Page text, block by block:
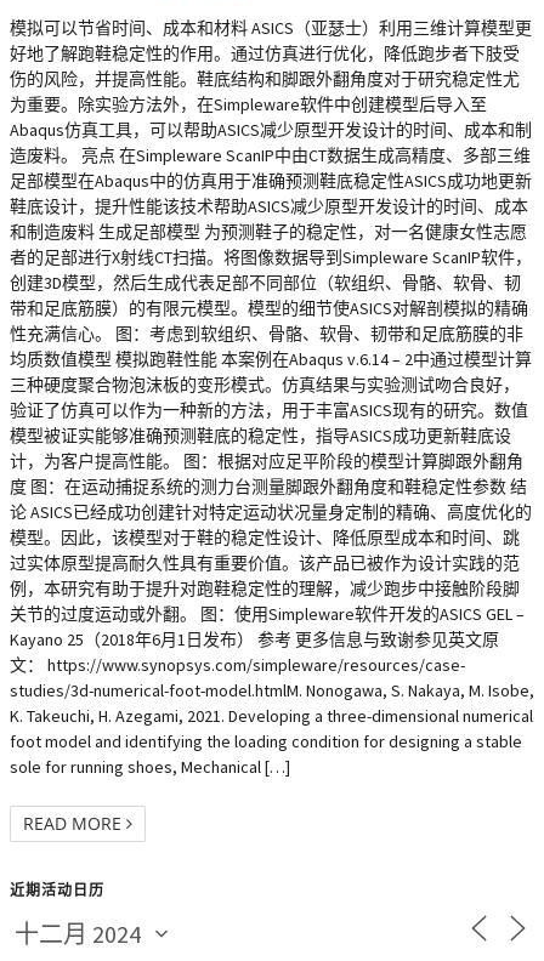
模拟可以节省时间、成本和材料 ASICS（亚瑟士）利用三维计算模型更
好地了解跑鞋稳定性的作用。通过仿真进行优化，降低跑步者下肢受
伤的风险，并提高性能。鞋底结构和脚跟外翻角度对于研究稳定性尤
为重要。除实验方法外，在Simpleware软件中创建模型后导入至
Abaqus仿真工具，可以帮助ASICS减少原型开发设计的时间、成本和制
造废料。 亮点 在Simpleware ScanIP中由CT数据生成高精度、多部三维
足部模型在Abaqus中的仿真用于准确预测鞋底稳定性ASICS成功地更新
鞋底设计，提升性能该技术帮助ASICS减少原型开发设计的时间、成本
和制造废料 生成足部模型 为预测鞋子的稳定性，对一名健康女性志愿
者的足部进行X射线CT扫描。将图像数据导到Simpleware ScanIP软件，
创建3D模型，然后生成代表足部不同部位（软组织、骨骼、软骨、韧
带和足底筋膜）的有限元模型。模型的细节使ASICS对解剖模拟的精确
性充满信心。 图：考虑到软组织、骨骼、软骨、韧带和足底筋膜的非
均质数值模型 模拟跑鞋性能 本案例在Abaqus v.6.14 – 2中通过模型计算
三种硬度聚合物泡沫板的变形模式。仿真结果与实验测试吻合良好，
验证了仿真可以作为一种新的方法，用于丰富ASICS现有的研究。数值
模型被证实能够准确预测鞋底的稳定性，指导ASICS成功更新鞋底设
计，为客户提高性能。 图：根据对应足平阶段的模型计算脚跟外翻角
度 图：在运动捕捉系统的测力台测量脚跟外翻角度和鞋稳定性参数 结
论 ASICS已经成功创建针对特定运动状况量身定制的精确、高度优化的
模型。因此，该模型对于鞋的稳定性设计、降低原型成本和时间、跳
过实体原型提高耐久性具有重要价值。该产品已被作为设计实践的范
例，本研究有助于提升对跑鞋稳定性的理解，减少跑步中接触阶段脚
关节的过度运动或外翻。 图：使用Simpleware软件开发的ASICS GEL –
Kayano 25（2018年6月1日发布） 参考 更多信息与致谢参见英文原
文： https://www.synopsys.com/simpleware/resources/case-
studies/3d-numerical-foot-model.htmlM. Nonogawa, S. Nakaya, M. Isobe,
K. Takeuchi, H. Azegami, 2021. Developing a three-dimensional numerical
foot model and identifying the loading condition for designing a stable
sole for running shoes, Mechanical […]
READ MORE
近期活动日历